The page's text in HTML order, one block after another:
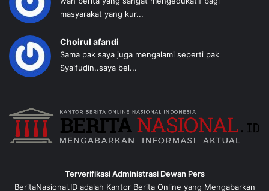
masyarakat yang kur...
Choirul afandi
Sama pak saya juga mengalami seperti pak
Syaifudin..saya bel...
Terverifikasi Administrasi Dewan Pers
BeritaNasional.ID adalah Kantor Berita Online yang Mengabarkan